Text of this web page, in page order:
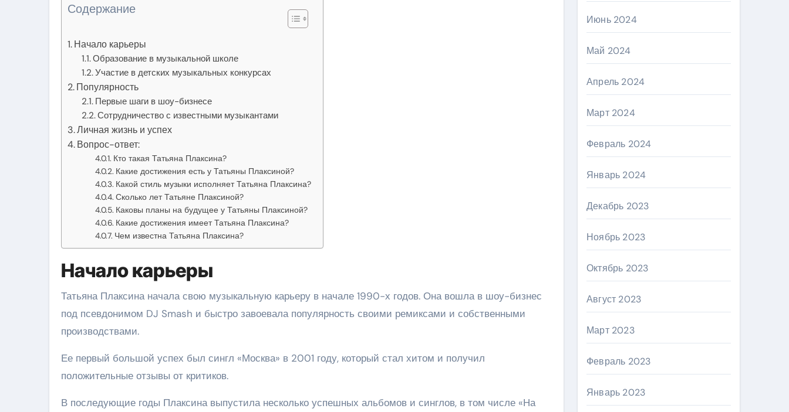
Содержание
Начало карьеры
Образование в музыкальной школе
Участие в детских музыкальных конкурсах
Популярность
Первые шаги в шоу-бизнесе
Сотрудничество с известными музыкантами
Личная жизнь и успех
Вопрос-ответ:
Кто такая Татьяна Плаксина?
Какие достижения есть у Татьяны Плаксиной?
Какой стиль музыки исполняет Татьяна Плаксина?
Сколько лет Татьяне Плаксиной?
Каковы планы на будущее у Татьяны Плаксиной?
Какие достижения имеет Татьяна Плаксина?
Чем известна Татьяна Плаксина?
Начало карьеры
Татьяна Плаксина начала свою музыкальную карьеру в начале 1990-х годов. Она вошла в шоу-бизнес
под псевдонимом DJ Smash и быстро завоевала популярность своими ремиксами и собственными
производствами.
Ее первый большой успех был сингл «Москва» в 2001 году, который стал хитом и получил
положительные отзывы от критиков.
В последующие годы Плаксина выпустила несколько успешных альбомов и синглов, в том числе «На
Июнь 2024
Май 2024
Апрель 2024
Март 2024
Февраль 2024
Январь 2024
Декабрь 2023
Ноябрь 2023
Октябрь 2023
Август 2023
Март 2023
Февраль 2023
Январь 2023